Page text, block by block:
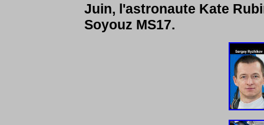
Juin, l'astronaute Kate
Soyouz MS17.